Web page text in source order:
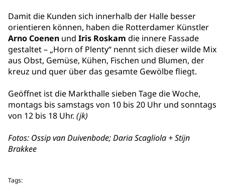
Damit die Kunden sich innerhalb der Halle besser
orientieren können, haben die Rotterdamer Künstler
Arno Coenen und Iris Roskam die innere Fassade
gestaltet – „Horn of Plenty“ nennt sich dieser wilde Mix
aus Obst, Gemüse, Kühen, Fischen und Blumen, der
kreuz und quer über das gesamte Gewölbe fliegt.
Geöffnet ist die Markthalle sieben Tage die Woche,
montags bis samstags von 10 bis 20 Uhr und sonntags
von 12 bis 18 Uhr. (jk)
Fotos: Ossip van Duivenbode; Daria Scagliola + Stijn
Brakkee
Tags: